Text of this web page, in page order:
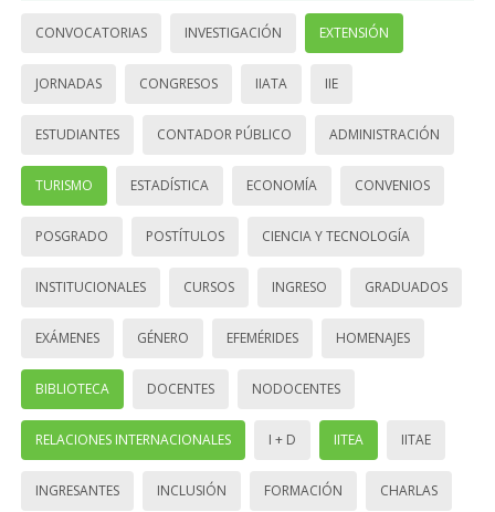
CONVOCATORIAS INVESTIGACIÓN EXTENSIÓN
JORNADAS CONGRESOS IIATA IIE
ESTUDIANTES CONTADOR PÚBLICO ADMINISTRACIÓN
TURISMO ESTADÍSTICA ECONOMÍA CONVENIOS
POSGRADO POSTÍTULOS CIENCIA Y TECNOLOGÍA
INSTITUCIONALES CURSOS INGRESO GRADUADOS
EXÁMENES GÉNERO EFEMÉRIDES HOMENAJES
BIBLIOTECA DOCENTES NODOCENTES
RELACIONES INTERNACIONALES I + D IITEA IITAE
INGRESANTES INCLUSIÓN FORMACIÓN CHARLAS